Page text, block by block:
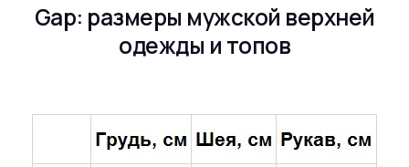
Gap: размеры мужской верхней
одежды и топов